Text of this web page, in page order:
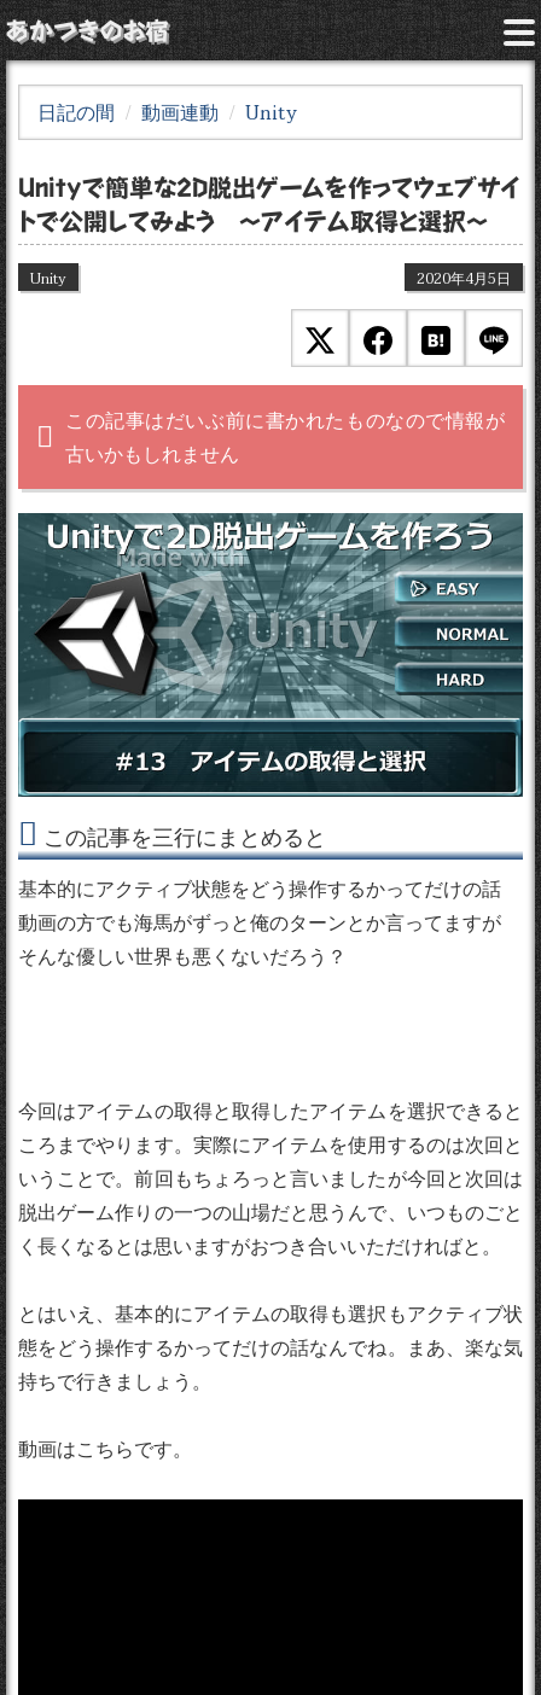
あかつきのお宿
日記の間 動画連動 Unity
Unityで簡単な2D脱出ゲームを作ってウェブサイ
トで公開してみよう 〜アイテム取得と選択〜
Unity 2020年4月5日
この記事はだいぶ前に書かれたものなので情報が
古いかもしれません
この記事を三行にまとめると
基本的にアクティブ状態をどう操作するかってだけの話
動画の方でも海馬がずっと俺のターンとか言ってますが
そんな優しい世界も悪くないだろう？
今回はアイテムの取得と取得したアイテムを選択できると
ころまでやります。実際にアイテムを使用するのは次回と
いうことで。前回もちょろっと言いましたが今回と次回は
脱出ゲーム作りの一つの山場だと思うんで、いつものごと
く長くなるとは思いますがおつき合いいただければと。
とはいえ、基本的にアイテムの取得も選択もアクティブ状
態をどう操作するかってだけの話なんでね。まあ、楽な気
持ちで行きましょう。
動画はこちらです。